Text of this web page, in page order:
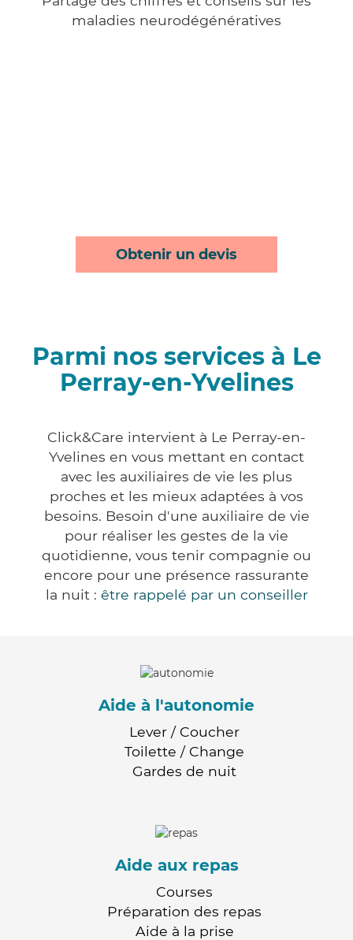
maladies neurodégénératives
Obtenir un devis
Parmi nos services à Le
Perray-en-Yvelines
Click&Care intervient à Le Perray-en-
Yvelines en vous mettant en contact
avec les auxiliaires de vie les plus
proches et les mieux adaptées à vos
besoins. Besoin d'une auxiliaire de vie
pour réaliser les gestes de la vie
quotidienne, vous tenir compagnie ou
encore pour une présence rassurante
la nuit : être rappelé par un conseiller
Aide à l'autonomie
Lever / Coucher
Toilette / Change
Gardes de nuit
Aide aux repas
Courses
Préparation des repas
Aide à la prise